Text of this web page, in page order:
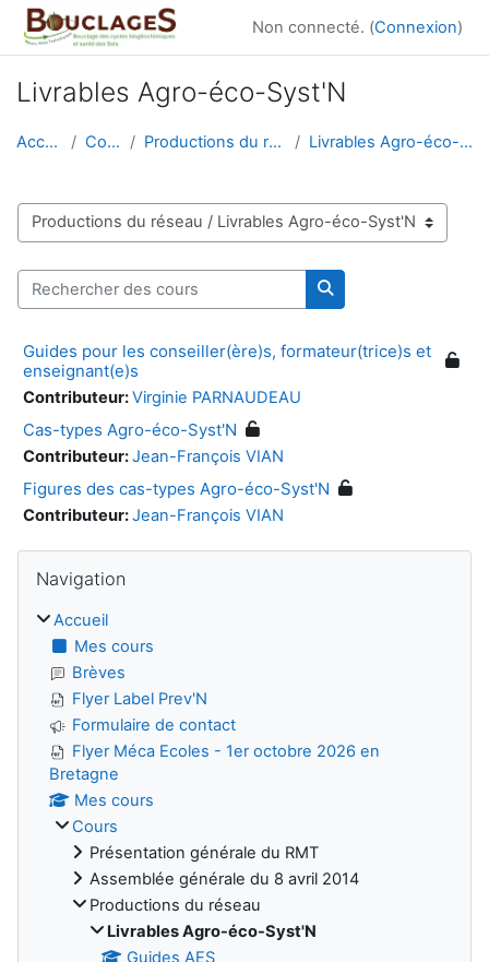
Passer au contenu principal
Non connecté. (Connexion)
Livrables Agro-éco-Syst'N
Accueil Cours Productions du réseau Livrables Agro-éco-Syst'N
Catégories de cours
Rechercher des cours
Rechercher des
Guides pour les conseiller(ère)s, formateur(trice)s et
enseignant(e)s
Contributeur:Virginie PARNAUDEAU
Cas-types Agro-éco-Syst'N
Contributeur:Jean-François VIAN
Figures des cas-types Agro-éco-Syst'N
Contributeur:Jean-François VIAN
Blocs
Navigation
Accueil
Mes cours
Brèves
Flyer Label Prev'N
Formulaire de contact
Flyer Méca Ecoles - 1er octobre 2026 en
Bretagne
Mes cours
Cours
Présentation générale du RMT
Assemblée générale du 8 avril 2014
Productions du réseau
Livrables Agro-éco-Syst'N
Guides AES